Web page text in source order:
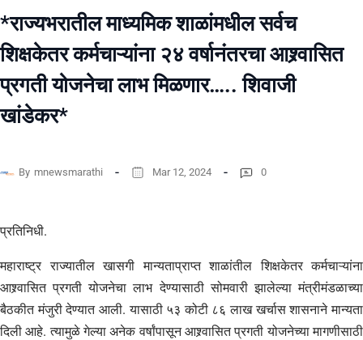
*राज्यभरातील माध्यमिक शाळांमधील सर्वच
शिक्षकेतर कर्मचाऱ्यांना २४ वर्षानंतरचा आश्र्वासित
प्रगती योजनेचा लाभ मिळणार….. शिवाजी
खांडेकर*
By mnewsmarathi Mar 12, 2024 0
प्रतिनिधी.
महाराष्ट्र राज्यातील खासगी मान्यताप्राप्त शाळांतील शिक्षकेतर कर्मचाऱ्यांना
आश्र्वासित प्रगती योजनेचा लाभ देण्यासाठी सोमवारी झालेल्या मंत्रीमंडळाच्या
बैठकीत मंजुरी देण्यात आली. यासाठी ५३ कोटी ८६ लाख खर्चास शासनाने मान्यता
दिली आहे. त्यामुळे गेल्या अनेक वर्षांपासून आश्र्वासित प्रगती योजनेच्या मागणीसाठी